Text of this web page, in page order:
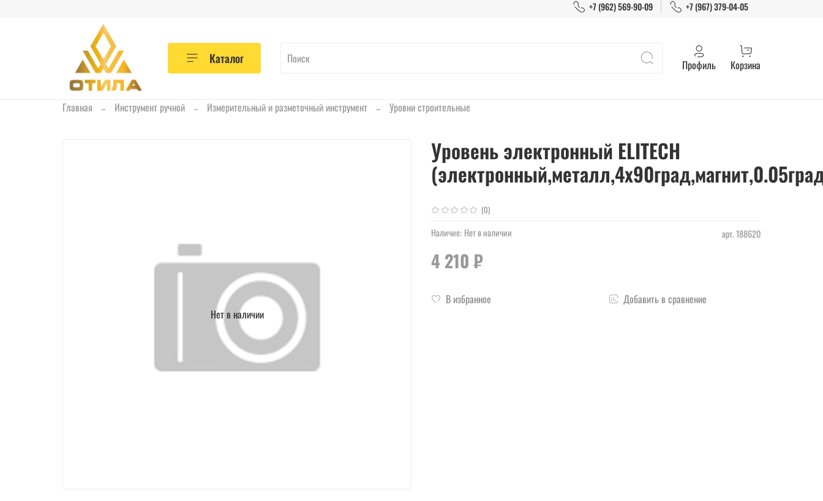
+7 (962) 569-90-09 +7 (967) 379-04-05
Каталог Профиль Корзина
Главная Инструмент ручной Измерительный и разметочный инструмент Уровни строительные
Нет в наличии
(0)
арт.188620
Наличие: Нет в наличии
Уровень электронный ELITECH
4 210 ₽
В избранное Добавить в сравнение